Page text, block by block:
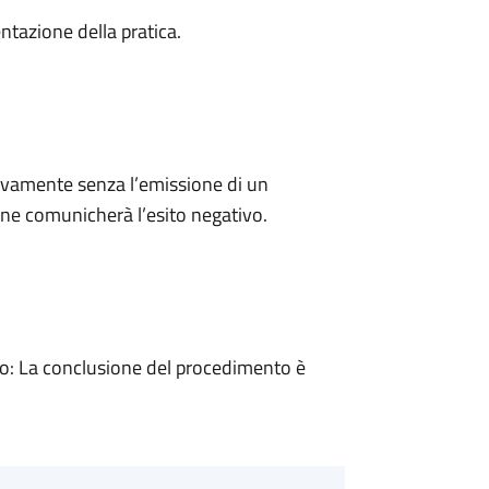
della pratica.
senza l’emissione di un
comunicherà l’esito negativo.
La conclusione del procedimento è